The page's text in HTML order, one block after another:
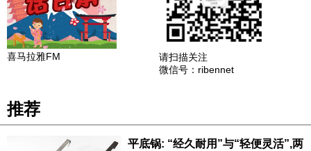
喜马拉雅FM
请扫描关注
微信号：ribennet
推荐
平底锅: “经久耐用”与“轻便灵活”,两